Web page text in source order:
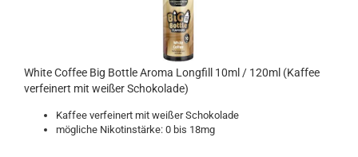
White Coffee Big Bottle Aroma Longfill 10ml / 120ml (Kaffee
verfeinert mit weißer Schokolade)
Kaffee verfeinert mit weißer Schokolade
mögliche Nikotinstärke: 0 bis 18mg